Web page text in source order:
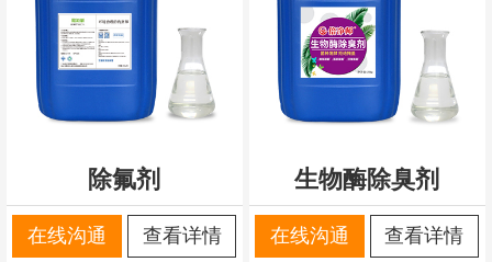
除氟剂
在线沟通 查看详情
生物酶除臭剂
在线沟通 查看详情